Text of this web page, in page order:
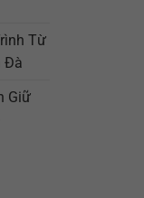
Từ
Đà
Giữ